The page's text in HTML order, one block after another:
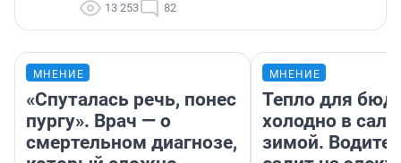
13 253 82
МНЕНИЕ
«Спуталась речь, понес
пургу». Врач — о
смертельном диагнозе,
МНЕНИЕ
Тепло для
холодно в
зимой.